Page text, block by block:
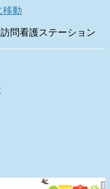
移動
問看護ステーション